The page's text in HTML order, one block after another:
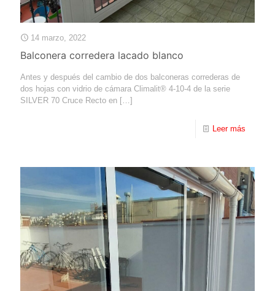
14 marzo, 2022
Balconera corredera lacado blanco
Antes y después del cambio de dos balconeras correderas de
dos hojas con vidrio de cámara Climalit®️ 4-10-4 de la serie
SILVER 70 Cruce Recto en […]
Leer más